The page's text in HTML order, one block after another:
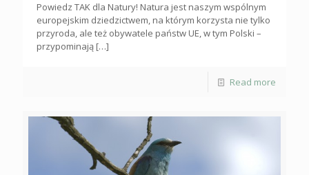
Powiedz TAK dla Natury! Natura jest naszym wspólnym
europejskim dziedzictwem, na którym korzysta nie tylko
przyroda, ale też obywatele państw UE, w tym Polski –
przypominają […]
Read more